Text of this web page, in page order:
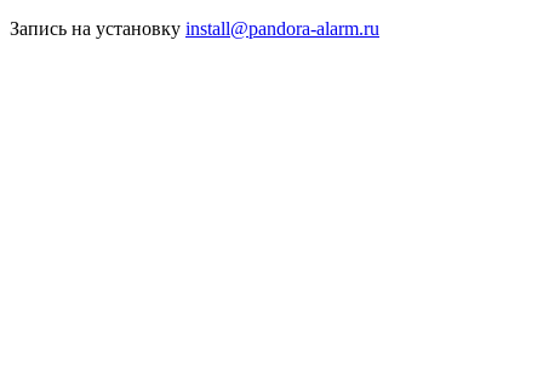
Запись на установку install@pandora-alarm.ru